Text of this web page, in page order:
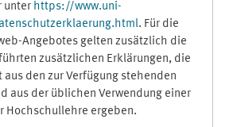
unter https://www.uni-
. Für die
Angebotes gelten zusätzlich die
zusätzlichen Erklärungen, die
den zur Verfügung stehenden
aus der üblichen Verwendung einer
Hochschullehre ergeben.